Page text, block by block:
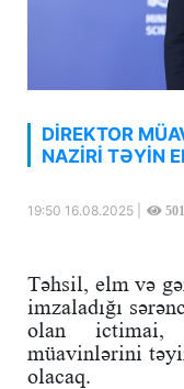
DİREKTOR
NAZİRİ TƏYİN
19:50 16.08.2025 | 501
Təhsil, elm və
imzaladığı
olan ictimai,
müavinlərini
olacaq.